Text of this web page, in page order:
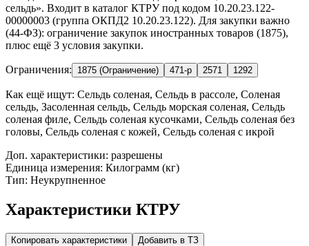
сельдь». Входит в каталог КТРУ под кодом 10.20.23.122-
00000003 (группа ОКПД2 10.20.23.122). Для закупки важно
(44-ФЗ): ограничение закупок иностранных товаров (1875),
плюс ещё 3 условия закупки.
Ограничения: 1875 (Ограничение) 471-р 2571 1292
Как ещё ищут: Сельдь соленая, Сельдь в рассоле, Соленая
сельдь, Засоленная сельдь, Сельдь морская соленая, Сельдь
соленая филе, Сельдь соленая кусочками, Сельдь соленая без
головы, Сельдь соленая с кожей, Сельдь соленая с икрой
Доп. характеристики: разрешены
Единица измерения: Килограмм (кг)
Тип: Неукрупненное
Характеристики КТРУ
Копировать характеристики Добавить в ТЗ